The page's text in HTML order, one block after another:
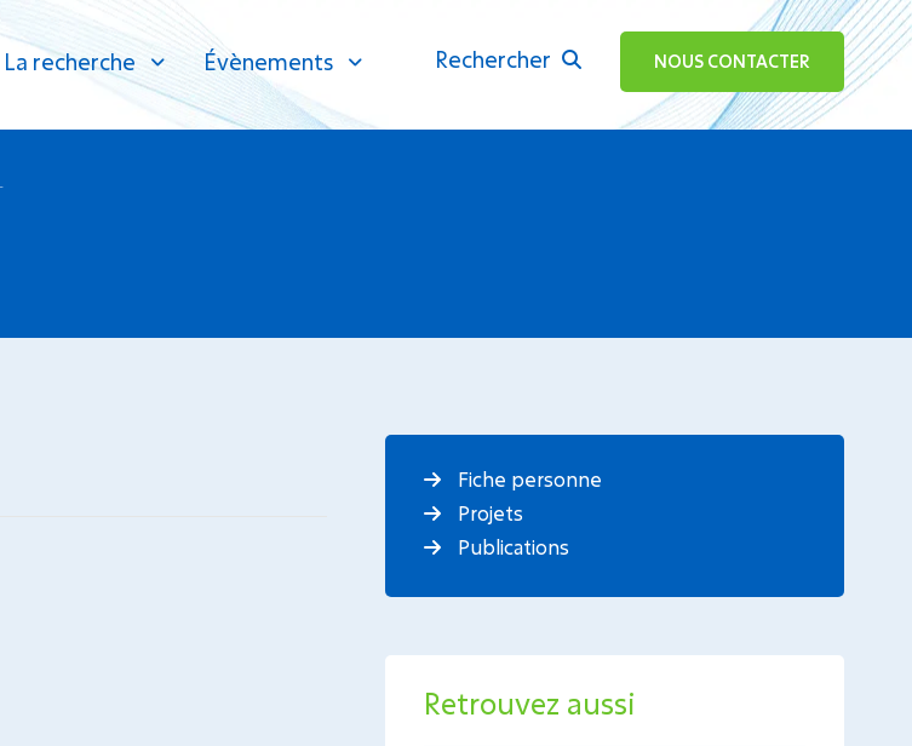
La recherche Évènements Rechercher
ok NOUS CONTACTER
Fiche personne
Projets
Publications
Retrouvez aussi